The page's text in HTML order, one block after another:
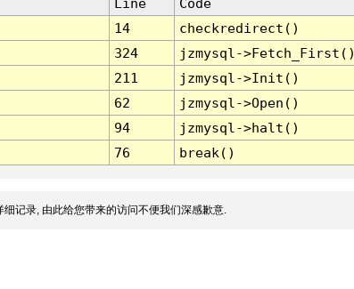
Line
Code
14
checkredirect()
324
jzmysql-
211
jzmysql->Init()
62
jzmysql->Open()
94
jzmysql->halt()
76 break()
记录, 由此给您带来的访问不便我们深感歉意.